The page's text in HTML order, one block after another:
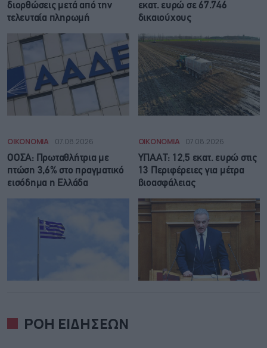
διορθώσεις μετά από την
τελευταία πληρωμή
εκατ. ευρώ σε 67.746
δικαιούχους
ΟΙΚΟΝΟΜΙΑ 07.08.2026
ΟΟΣΑ: Πρωταθλήτρια με
πτώση 3,6% στο πραγματικό
εισόδημα η Ελλάδα
ΟΙΚΟΝΟΜΙΑ 07.08.2026
ΥΠΑΑΤ: 12,5 εκατ. ευρώ στις
13 Περιφέρειες για μέτρα
βιοασφάλειας
ΡΟΗ ΕΙΔΗΣΕΩΝ